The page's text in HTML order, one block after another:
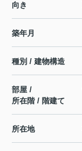
向き
築年月
種別 / 建物構造
部屋 /
所在階 / 階建て
所在地